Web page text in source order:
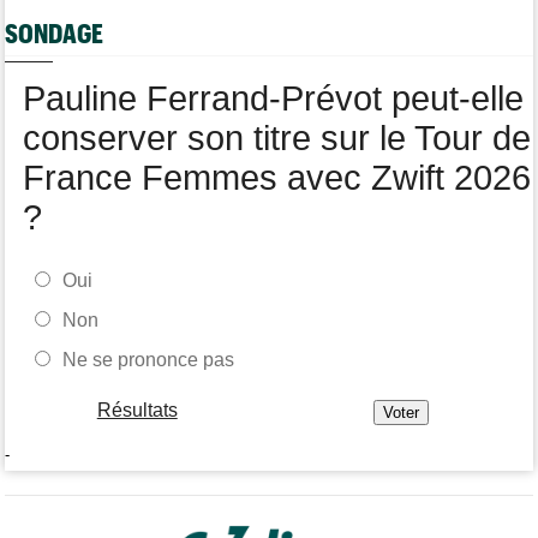
Une portion de la 7e étape sera interdite au public
Bart Lemmen fait coup double sur la 4e étape, UAE déçoit !
SONDAGE
Pauline Ferrand-Prévot peut-elle
conserver son titre sur le Tour de
France Femmes avec Zwift 2026
?
Oui
Non
Ne se prononce pas
Résultats
-